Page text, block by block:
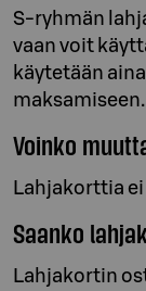
S-ryhmän
vaan voit
käytetään
maksamiseen.
Voinko
Lahjakorttia
Saanko
Lahjakortin